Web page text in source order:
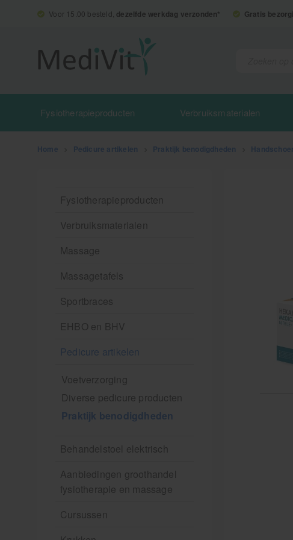
Voor 15.00 besteld, dezelfde werkdag verzonden* Gratis
Fysiotherapieproducten Verbruiksmaterialen
Home Pedicure artikelen Praktijk benodigdheden
Fysiotherapieproducten
Verbruiksmaterialen
Massage
Massagetafels
Sportbraces
EHBO en BHV
Pedicure artikelen
Voetverzorging
Diverse pedicure producten
Praktijk benodigdheden
Behandelstoel elektrisch
Aanbiedingen groothandel
fysiotherapie en massage
Cursussen